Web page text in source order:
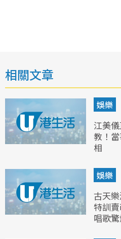
相關文章
娛樂
江美
教！
相
娛樂
古天
特訓
唱歌